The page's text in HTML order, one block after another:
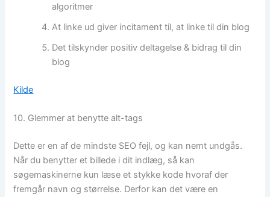
algoritmer
At linke ud giver incitament til, at linke til din blog
Det tilskynder positiv deltagelse & bidrag til din
blog
Kilde
10. Glemmer at benytte alt-tags
Dette er en af de mindste SEO fejl, og kan nemt undgås.
Når du benytter et billede i dit indlæg, så kan
søgemaskinerne kun læse et stykke kode hvoraf der
fremgår navn og størrelse. Derfor kan det være en